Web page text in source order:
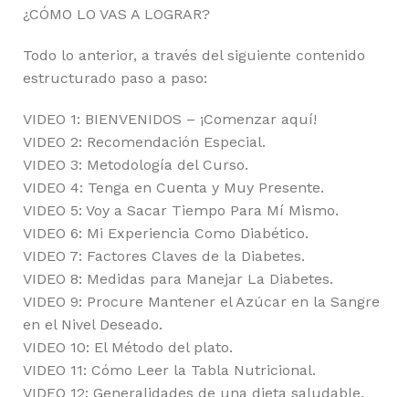
¿CÓMO LO VAS A LOGRAR?
Todo lo anterior, a través del siguiente contenido
estructurado paso a paso:
VIDEO 1: BIENVENIDOS – ¡Comenzar aquí!
VIDEO 2: Recomendación Especial.
VIDEO 3: Metodología del Curso.
VIDEO 4: Tenga en Cuenta y Muy Presente.
VIDEO 5: Voy a Sacar Tiempo Para Mí Mismo.
VIDEO 6: Mi Experiencia Como Diabético.
VIDEO 7: Factores Claves de la Diabetes.
VIDEO 8: Medidas para Manejar La Diabetes.
VIDEO 9: Procure Mantener el Azúcar en la Sangre
en el Nivel Deseado.
VIDEO 10: El Método del plato.
VIDEO 11: Cómo Leer la Tabla Nutricional.
VIDEO 12: Generalidades de una dieta saludable.